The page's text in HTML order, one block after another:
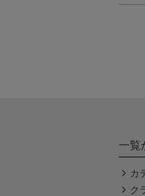
一覧
カ
ク